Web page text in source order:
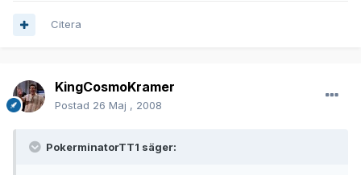
Citera
KingCosmoKramer
Postad 26 Maj , 2008
PokerminatorTT1 säger: